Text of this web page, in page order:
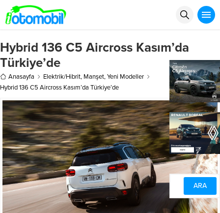
Hybrid 136 C5 Aircross Kasım’da
Türkiye’de
Anasayfa Elektrik/Hibrit, Manşet,Yeni Modeller
Hybrid 136 C5 Aircross Kasım’da Türkiye’de